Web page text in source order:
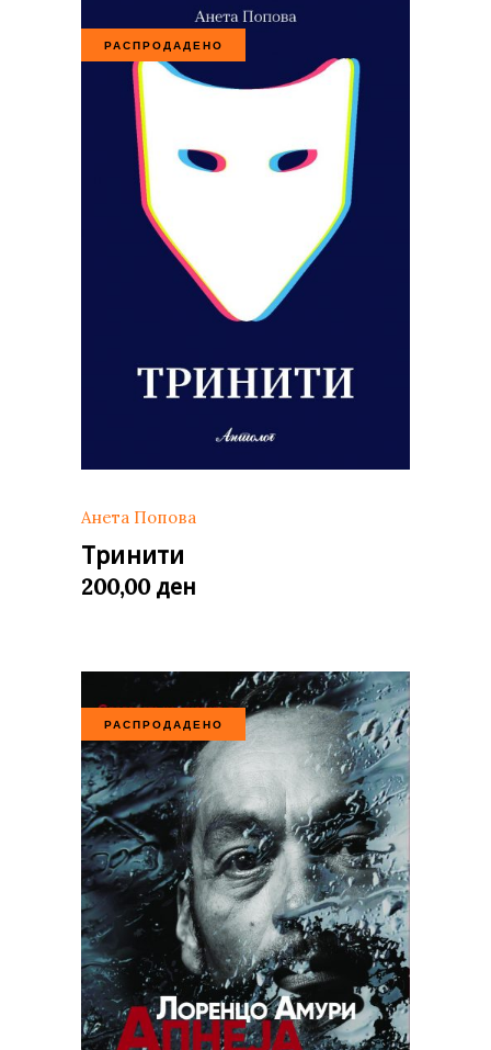
РАСПРОДАДЕНО
Анета Попова
Тринити
200,00 ден
РАСПРОДАДЕНО